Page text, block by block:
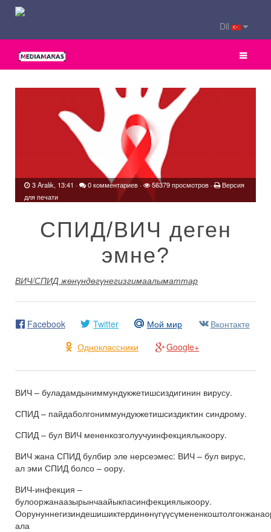
Dil
3 Aralık, 13:41 · 0 комментариев · 56379 просмотров ·
Версия
для печати
СПИД/ВИЧ деген
эмне?
ВИЧ/СПИД жөнүндөгүнегизгимаалыматтар
Facebook Twitter Мой мир
Вконтакте
Одноклассники
Google+
ВИЧ – буладамдыниммундукжетишсиздигинин вирусу.
СПИД – пайдаболгониммундукжетишсиздиктин синдрому.
СПИД – бул ВИЧ мененкозголуучуинфекциялыкоору.
ВИЧ жана СПИД булбир эле нерсеэмес: ВИЧ – бул вирус,
ал эми СПИД болсо – оору.
ВИЧ-инфекция –
булооржанаазырынчаайыкпасинфекциялыкоору.
ала